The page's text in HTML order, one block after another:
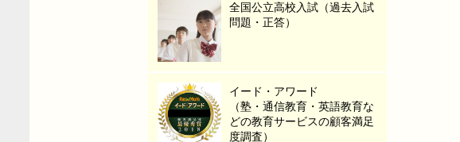
全国公立高校入試（過去入試
問題・正答）
イード・アワード
（塾・通信教育・英語教育な
どの教育サービスの顧客満足
度調査）